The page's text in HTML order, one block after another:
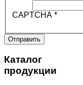
CAPTCHA *
Отправить
Каталог
продукции